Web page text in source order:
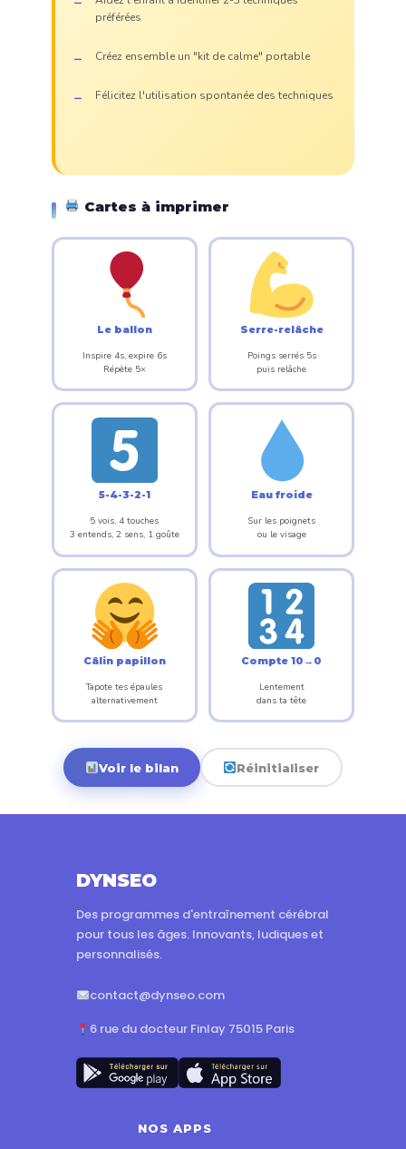
préférées
Créez ensemble un "kit de calme" portable
Félicitez l'utilisation spontanée des techniques
Cartes à imprimer
Le ballon
Inspire 4s, expire 6s
Répète 5×
Serre-relâche
Poings serrés 5s
puis relâche
5-4-3-2-1
5 vois, 4 touches
3 entends, 2 sens, 1 goûte
Eau froide
Sur les poignets
ou le visage
Câlin papillon
Tapote tes épaules
alternativement
Compte 10→0
Lentement
dans ta tête
Voir le bilan Réinitialiser
DYNSEO
Des programmes d'entraînement cérébral
pour tous les âges. Innovants, ludiques et
personnalisés.
contact@dynseo.com
6 rue du docteur Finlay 75015 Paris
NOS APPS